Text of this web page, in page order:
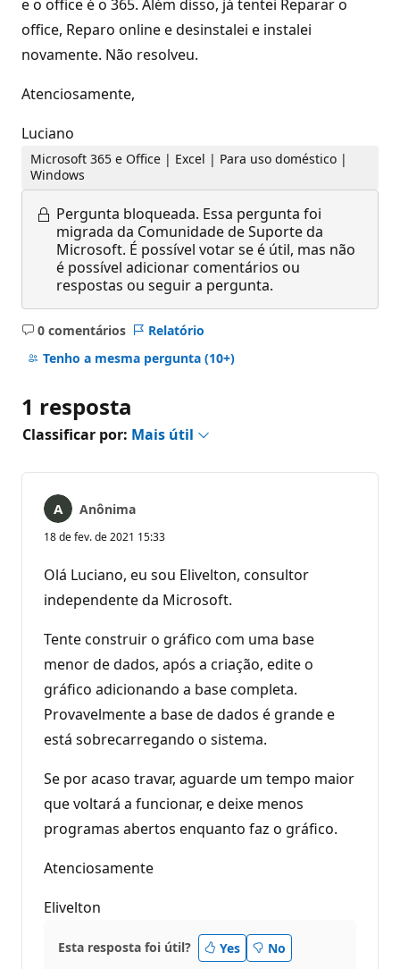
e o office é o 365. Além disso, já tentei Reparar o
office, Reparo online e desinstalei e instalei
novamente. Não resolveu.
Atenciosamente,
Luciano
Microsoft 365 e Office | Excel | Para uso doméstico |
Windows
Pergunta bloqueada. Essa pergunta foi
migrada da Comunidade de Suporte da
Microsoft. É possível votar se é útil, mas não
é possível adicionar comentários ou
respostas ou seguir a pergunta.
0 comentários
Sem
comentários
Relatório
Tenho a mesma pergunta (10+)
1 resposta
Classificar por: Mais útil
Anônima
18 de fev. de 2021 15:33
Olá Luciano, eu sou Elivelton, consultor
independente da Microsoft.
Tente construir o gráfico com uma base
menor de dados, após a criação, edite o
gráfico adicionando a base completa.
Provavelmente a base de dados é grande e
está sobrecarregando o sistema.
Se por acaso travar, aguarde um tempo maior
que voltará a funcionar, e deixe menos
programas abertos enquanto faz o gráfico.
Atenciosamente
Elivelton
Esta resposta foi útil? Yes No